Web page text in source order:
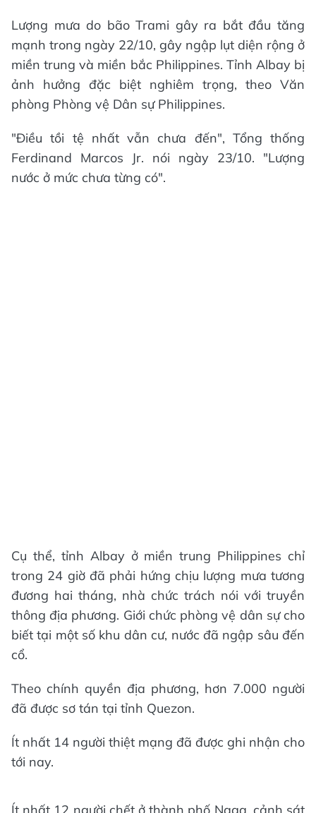
Lượng mưa do bão Trami gây ra bắt đầu tăng
mạnh trong ngày 22/10, gây ngập lụt diện rộng ở
miền trung và miền bắc Philippines. Tỉnh Albay bị
ảnh hưởng đặc biệt nghiêm trọng, theo Văn
phòng Phòng vệ Dân sự Philippines.
"Điều tồi tệ nhất vẫn chưa đến", Tổng thống
Ferdinand Marcos Jr. nói ngày 23/10. "Lượng
nước ở mức chưa từng có".
Cụ thể, tỉnh Albay ở miền trung Philippines chỉ
trong 24 giờ đã phải hứng chịu lượng mưa tương
đương hai tháng, nhà chức trách nói với truyền
thông địa phương. Giới chức phòng vệ dân sự cho
biết tại một số khu dân cư, nước đã ngập sâu đến
cổ.
Theo chính quyền địa phương, hơn 7.000 người
đã được sơ tán tại tỉnh Quezon.
Ít nhất 14 người thiệt mạng đã được ghi nhận cho
tới nay.
Ít nhất 12 người chết ở thành phố Naga, cảnh sát